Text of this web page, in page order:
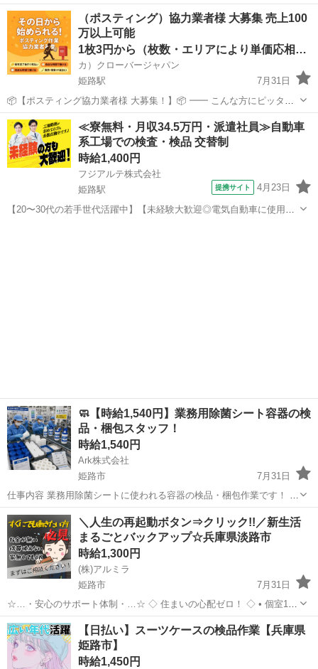
仕事です。 営業や契約、物件説明は一切ありません。 募集地域 * 東京
都 * 名古屋市 * 大阪市 報酬 1回 3,000円（交通費込み） １日２件目5...
兵庫 姫路市 その他 スタッフ
（ポスティング）協力業者様 大募集 売上100
万以上可能
1枚3円から（枚数・エリアにより単価応相談）
カ）クローバージャパン
姫路駅
7月31日
📦【ポスティング協力業者様 大募集！】📦 ━━ こんな方にピッタ
リ！ ・すでにポスティング業をされている方 ・副業・ダブルワークで
安定収入を得たい方 ・個人・法人どちらでもOK！ ━━ 弊社の特徴 ・
大手...
兵庫 姫路市 姫路駅 軽作業 業務委託契約
≪寮無料・月収34.5万円・派遣社員≫自動車
系工場での検査・検品 交替制
時給1,400円
フジアルテ株式会社
姫路駅
提携サイト 4月23日
【20〜30代の若手世代活躍中】【未経験大歓迎◎電気自動車に使用さ
🧼【時給1,540円】業務用除菌シート容器の検
品・梱包スタッフ！
時給1,540円
Ark株式会社
姫路市
7月31日
仕事内容 業務用除菌シートに使われる容器の検品・梱包作業です！ 容
器にへこみ・汚れ・フタの閉まり不良がないか確認します！ 検品後は
ラベルの向きや数量を確認し、箱詰めを行います！ 衛生用品に関わる
ため、安定した需要...
兵庫 姫路市 工場 時給
＼人生の再起動ボタン⇒クリック!!／新生活
まるごとバックアップ☆兵庫県淡路市
時給1,300円
(株)アルミラ
姫路市
7月31日
☆…・安心のサポート体制・…☆ ◇ 住まいの心配ゼロ！ ◇ • 個室1R
完全無料！ • 即日入寮OK！など ◇ 所持金ゼロでもスタートできる！
◇ • 食費・生活費のサポート • 移動費用...
兵庫 姫路市 工場 完全無料
【日払い】スーツケースの検品作業【兵庫県
姫路市】
時給1,450円